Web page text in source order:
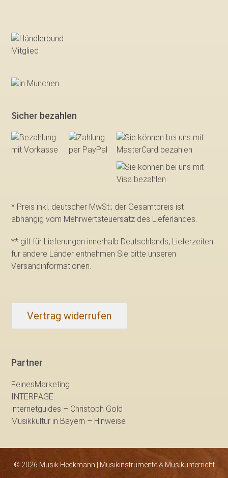
Sicher bezahlen
* Preis inkl. deutscher MwSt.; der Gesamtpreis ist
abhängig vom Mehrwertsteuersatz des Lieferlandes.
** gilt für Lieferungen innerhalb Deutschlands, Lieferzeiten
für andere Länder entnehmen Sie bitte unseren
Versandinformationen
Vertrag widerrufen
Partner
FeinesMarketing
INTERPAGE
internetguides – Christoph Gold
Musikkultur in Bayern – Hinweise
© 2026 Musik Heckmann | Musikinstrumente & Musikunterricht